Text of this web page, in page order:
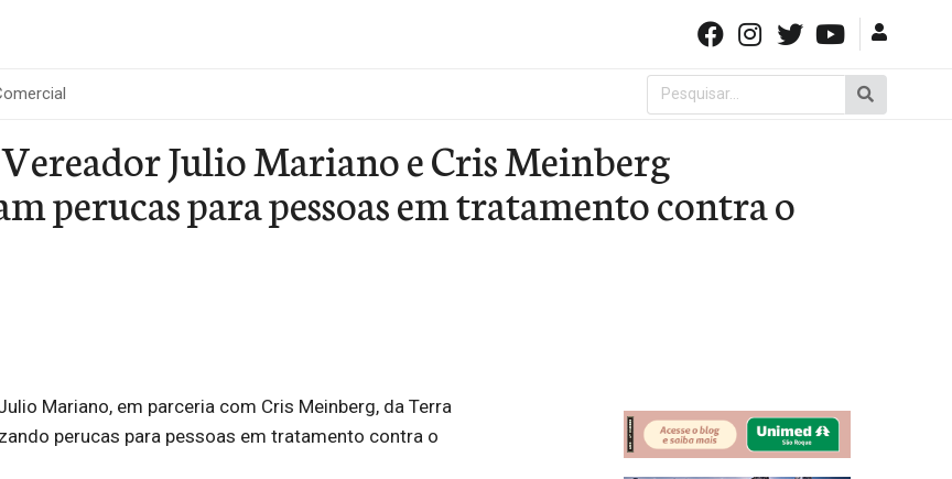
Pesquisar
por:
Julio Mariano e Cris Meinberg
perucas para pessoas em tratamento contra o
Mariano, em parceria com Cris Meinberg, da Terra
perucas para pessoas em tratamento contra o